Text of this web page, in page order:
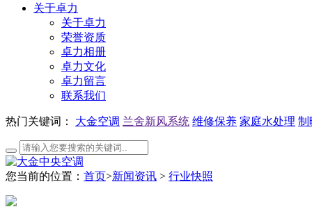
关于卓力
关于卓力
荣誉资质
卓力相册
卓力文化
卓力留言
联系我们
热门关键词： 大金空调 兰舍新风系统 维修保养 家庭水处理 制
您当前的位置： 首页>新闻资讯 > 行业快照